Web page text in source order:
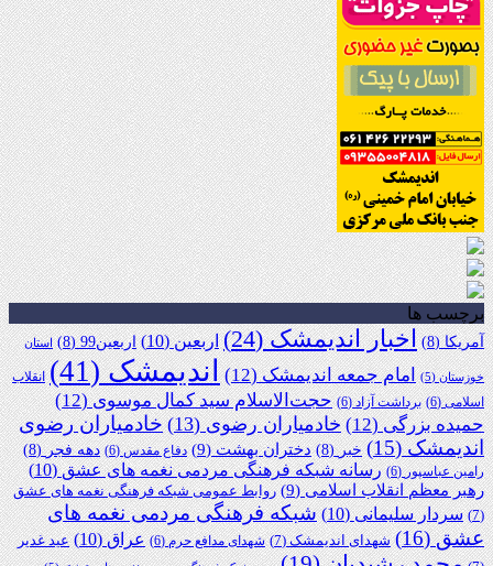
برچسب ها
آمریکا(8) اخبار اندیمشک(24) اربعین(10) اربعین99 (8) استان
خوزستان(5) امام جمعه اندیمشک(12) اندیمشک(41)
انقلاب
اسلامی(6) برداشت آزاد(6) حجت‌الاسلام سید کمال موسوی(12)
حمیده بزرگی(12) خادمیاران رضوی(13)
خادمیاران رضوی
اندیمشک(15) خبر(8) دختران بهشت(9) دفاع مقدس(6) دهه فجر(8)
رامین عباسپور(6) رسانه شبکه فرهنگی مردمی نغمه های عشق(10)
رهبر معظم انقلاب اسلامی(9)
روابط عمومی شبکه فرهنگی نغمه های عشق
(7)
سردار سلیمانی(10)
شبکه فرهنگی مردمی نغمه های
عشق(16) شهدای اندیمشک(7) شهدای مدافع حرم(6) عراق(10)
عید غدیر